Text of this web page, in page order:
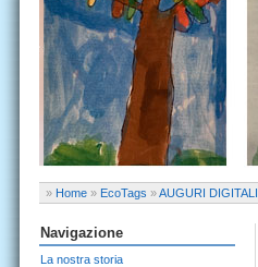
» Home » EcoTags »AUGURI DIGITALI
Navigazione
La nostra storia